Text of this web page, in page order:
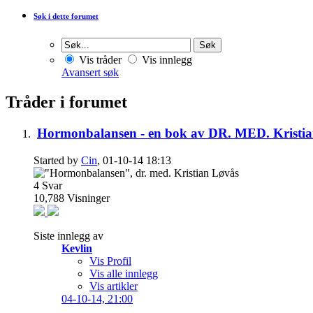
Søk i dette forumet
Vis tråder
Vis innlegg
Avansert søk
Tråder i forumet
Hormonbalansen - en bok av DR. MED.
Started by Cin, 01-10-14 18:13
4 Svar
10,788 Visninger
Siste innlegg av
Kevlin
Vis Profil
Vis alle innlegg
Vis artikler
04-10-14, 21:00